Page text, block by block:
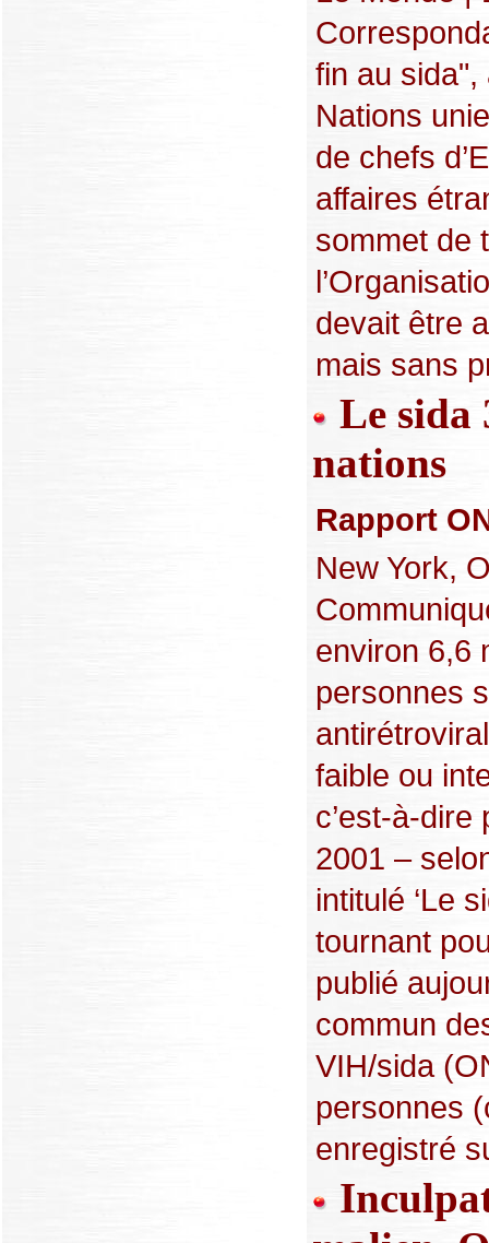
fin au
Nations
de chefs
affaires
sommet de
devait être
mais sans
Le sida
nations
Rapport
New York,
environ 6,6
personnes
faible ou
c’est-à-dire
2001 –
intitulé ‘Le
tournant
publié
commun
VIH/sida
personnes
enregistré